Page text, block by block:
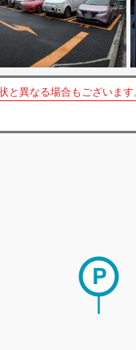
異なる場合もございます